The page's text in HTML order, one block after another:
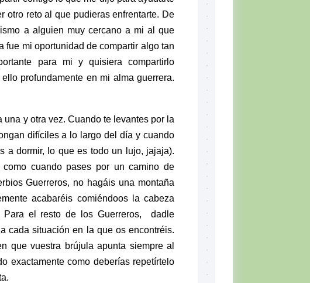
otro reto al que pudieras enfrentarte. De
a alguien muy cercano a mi al que
fue mi oportunidad de compartir algo tan
para mi y quisiera compartirlo
profundamente en mi alma guerrera.
y otra vez. Cuando te levantes por la
difíciles a lo largo del día y cuando
a dormir, lo que es todo un lujo, jajaja).
cuando pases por un camino de
Guerreros, no hagáis una montaña
acabaréis comiéndoos la cabeza
Para el resto de losGuerreros, dadle
cada situación en la que os encontréis.
que vuestra brújula apunta siempre al
exactamente como deberías repetírtelo